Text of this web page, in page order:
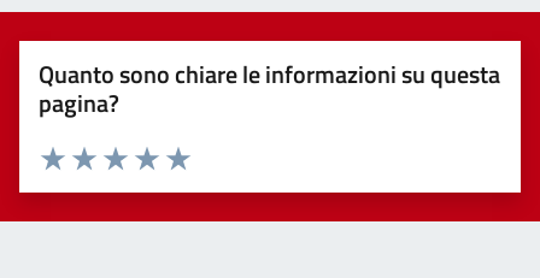
Quanto sono chiare le informazioni su questa
pagina?
Valuta 5 stelle su 5
Valuta 4 stelle su 5
Valuta 3 stelle su 5
Valuta 2 stelle su 5
Valuta 1 stelle su 5